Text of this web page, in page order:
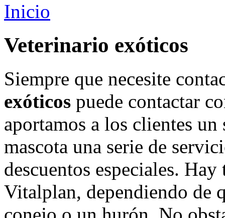
Inicio
Veterinario exóticos
Siempre que necesite
exóticos puede contactar
aportamos a los clientes
mascota una serie de
descuentos especiales.
Vitalplan, dependiendo de